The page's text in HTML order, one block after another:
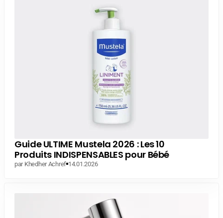
Guide ULTIME Mustela 2026 : Les 10
Produits INDISPENSABLES pour Bébé
par Khedher Achref 14.01.2026